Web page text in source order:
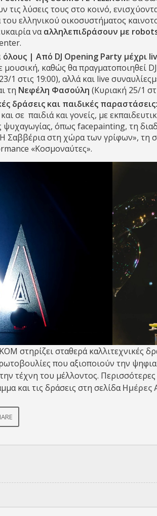
τις λύσεις τους στο κοινό,
ελληνικού οικοσυστήματος
νααλληλεπιδράσουν με
όλους | Από DJ Opening Party μέχρι
μουσική, καθώς θα πραγματοποιηθεί
1 στις 19:00), αλλά και live
τη Νεφέλη Φασούλη (Κυριακή 25/1
δράσεις και παιδικές παραστάσεις:
σε παιδιά και γονείς, με
ψυχαγωγίας, όπως facepainting, τη
Σαββέρια στη χώρα των γρίφων», τη
«Κοσμοναύτες».
στηρίζει σταθερά καλλιτεχνικές
που αξιοποιούν την
τέχνη του μέλλοντος.
και τις δράσεις στη σελίδαΗμέρες